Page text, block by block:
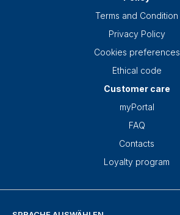
Terms and Condition
Privacy Policy
Cookies preferences
Ethical code
Customer care
myPortal
FAQ
Contacts
Loyalty program